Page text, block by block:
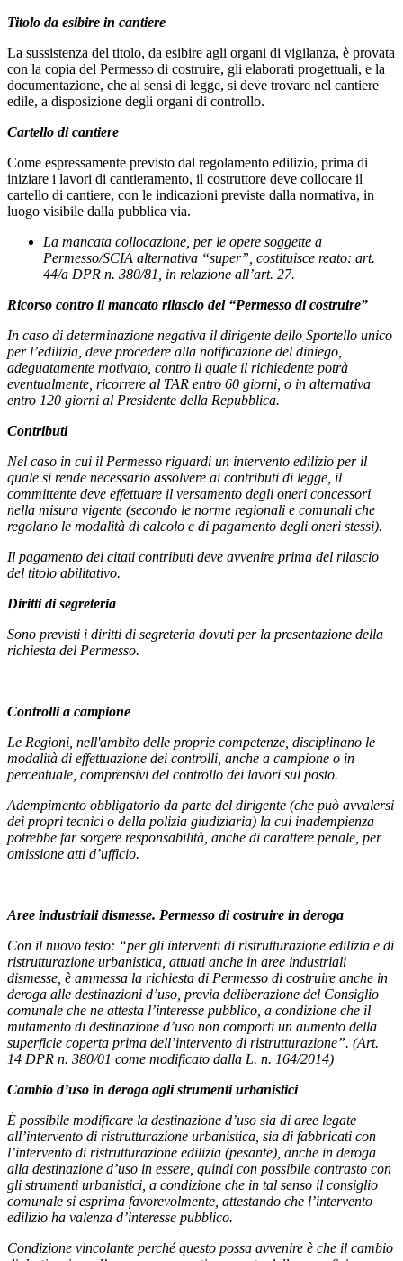
Titolo da esibire in cantiere
La sussistenza del titolo, da esibire agli organi di vigilanza, è provata
con la copia del Permesso di costruire, gli elaborati progettuali, e la
documentazione, che ai sensi di legge, si deve trovare nel cantiere
edile, a disposizione degli organi di controllo.
Cartello di cantiere
Come espressamente previsto dal regolamento edilizio, prima di
iniziare i lavori di cantieramento, il costruttore deve collocare il
cartello di cantiere, con le indicazioni previste dalla normativa, in
luogo visibile dalla pubblica via.
La mancata collocazione, per le opere soggette a
Permesso/SCIA alternativa “super”, costituisce reato: art.
44/a DPR n. 380/81, in relazione all’art. 27.
Ricorso contro il mancato rilascio del “Permesso di costruire”
In caso di determinazione negativa il dirigente dello Sportello unico
per l’edilizia, deve procedere alla notificazione del diniego,
adeguatamente motivato, contro il quale il richiedente potrà
eventualmente, ricorrere al TAR entro 60 giorni, o in alternativa
entro 120 giorni al Presidente della Repubblica.
Contributi
Nel caso in cui il Permesso riguardi un intervento edilizio per il
quale si rende necessario assolvere ai contributi di legge, il
committente deve effettuare il versamento degli oneri concessori
nella misura vigente (secondo le norme regionali e comunali che
regolano le modalità di calcolo e di pagamento degli oneri stessi).
Il pagamento dei citati contributi deve avvenire prima del rilascio
del titolo abilitativo.
Diritti di segreteria
Sono previsti i diritti di segreteria dovuti per la presentazione della
richiesta del Permesso.
Controlli a campione
Le Regioni, nell'ambito delle proprie competenze, disciplinano le
modalità di effettuazione dei controlli, anche a campione o in
percentuale, comprensivi del controllo dei lavori sul posto.
Adempimento obbligatorio da parte del dirigente (che può avvalersi
dei propri tecnici o della polizia giudiziaria) la cui inadempienza
potrebbe far sorgere responsabilità, anche di carattere penale, per
omissione atti d’ufficio.
Aree industriali dismesse. Permesso di costruire in deroga
Con il nuovo testo: “per gli interventi di ristrutturazione edilizia e di
ristrutturazione urbanistica, attuati anche in aree industriali
dismesse, è ammessa la richiesta di Permesso di costruire anche in
deroga alle destinazioni d’uso, previa deliberazione del Consiglio
comunale che ne attesta l’interesse pubblico, a condizione che il
mutamento di destinazione d’uso non comporti un aumento della
superficie coperta prima dell’intervento di ristrutturazione”. (Art.
14 DPR n. 380/01 come modificato dalla L. n. 164/2014)
Cambio d’uso in deroga agli strumenti urbanistici
È possibile modificare la destinazione d’uso sia di aree legate
all’intervento di ristrutturazione urbanistica, sia di fabbricati con
l’intervento di ristrutturazione edilizia (pesante), anche in deroga
alla destinazione d’uso in essere, quindi con possibile contrasto con
gli strumenti urbanistici, a condizione che in tal senso il consiglio
comunale si esprima favorevolmente, attestando che l’intervento
edilizio ha valenza d’interesse pubblico.
Condizione vincolante perché questo possa avvenire è che il cambio